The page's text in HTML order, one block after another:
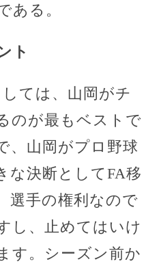
ある。
ト
ては、山岡がチ
のが最もベストで
、山岡がプロ野球
な決断としてFA移
選手の権利なので
し、止めてはいけ
す。シーズン前か